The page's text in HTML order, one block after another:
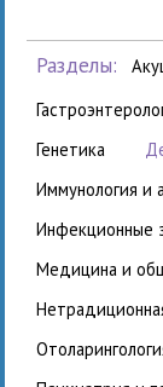
Разделы:
генетика
иммунология и
инфекционные
медицина и